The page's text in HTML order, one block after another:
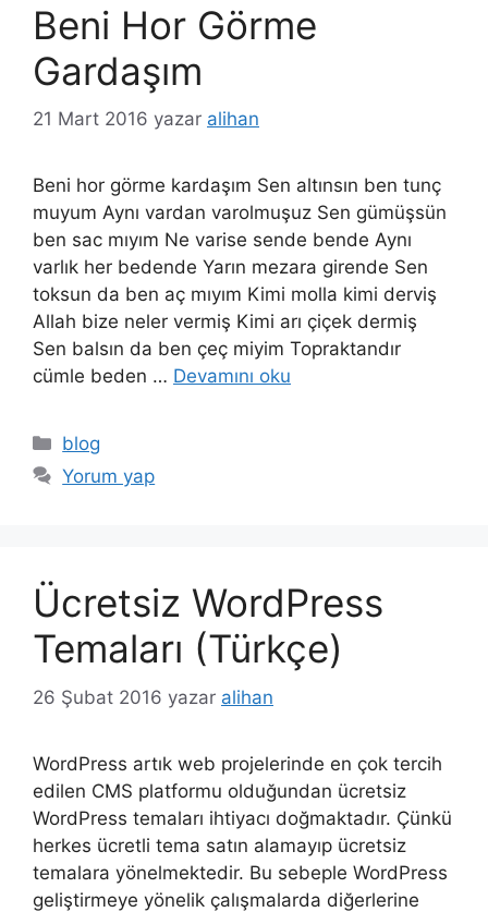
Beni Hor Görme
Gardaşım
21 Mart 2016 yazar alihan
Beni hor görme kardaşım Sen altınsın ben tunç
muyum Aynı vardan varolmuşuz Sen gümüşsün
ben sac mıyım Ne varise sende bende Aynı
varlık her bedende Yarın mezara girende Sen
toksun da ben aç mıyım Kimi molla kimi derviş
Allah bize neler vermiş Kimi arı çiçek dermiş
Sen balsın da ben çeç miyim Topraktandır
cümle beden … Devamını oku
Kategoriler
blog
Yorum yap
Ücretsiz WordPress
Temaları (Türkçe)
26 Şubat 2016 yazar alihan
WordPress artık web projelerinde en çok tercih
edilen CMS platformu olduğundan ücretsiz
WordPress temaları ihtiyacı doğmaktadır. Çünkü
herkes ücretli tema satın alamayıp ücretsiz
temalara yönelmektedir. Bu sebeple WordPress
geliştirmeye yönelik çalışmalarda diğerlerine